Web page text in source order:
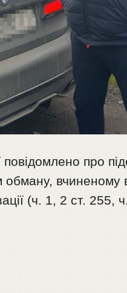
повідомлено про
вчиненому
(ч. 1, 2 ст. 255,